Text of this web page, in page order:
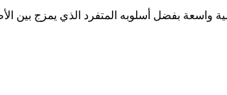
بفضل أسلوبه المتفرد الذي يمزج بين